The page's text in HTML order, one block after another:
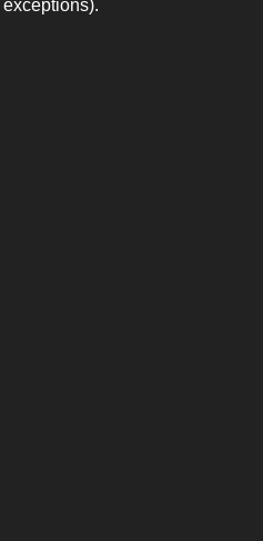
exceptions).